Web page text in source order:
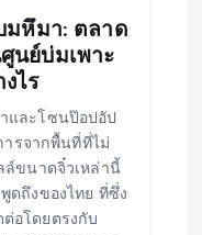
มหึมา: ตลาด
นย์บ่มเพาะ
ไร
และโซนป๊อปอัป
ารจากพื้นที่ที่ไม่
ล์ขนาดจิ๋วเหล่านี้
ดถึงของไทย ที่ซึ่ง
อโดยตรงกับ